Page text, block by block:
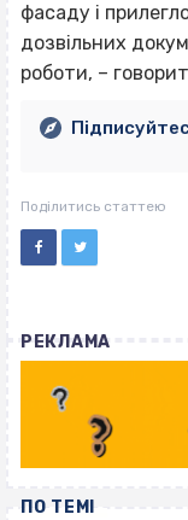
фасаду і
дозвільних
роботи, –
Поділитись статтею
РЕКЛАМА
ПО ТЕМІ